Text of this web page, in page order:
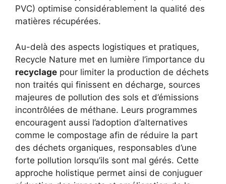
PVC) optimise considérablement la qualité des
matières récupérées.
Au-delà des aspects logistiques et pratiques,
Recycle Nature met en lumière l’importance du
recyclage pour limiter la production de déchets
non traités qui finissent en décharge, sources
majeures de pollution des sols et d’émissions
incontrôlées de méthane. Leurs programmes
encouragent aussi l’adoption d’alternatives
comme le compostage afin de réduire la part
des déchets organiques, responsables d’une
forte pollution lorsqu’ils sont mal gérés. Cette
approche holistique permet ainsi de conjuguer